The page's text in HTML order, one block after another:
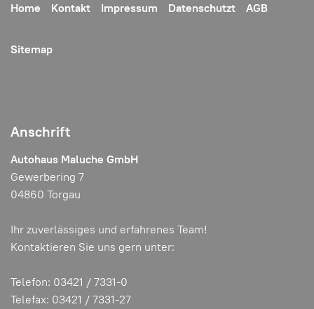
Home Kontakt Impressum Datenschutzt AGB
Sitemap
Anschrift
Autohaus Maluche GmbH
Gewerbering 7
04860 Torgau
Ihr zuverlässiges und erfahrenes Team!
Kontaktieren Sie uns gern unter:
Telefon: 03421 / 7331-0
Telefax: 03421 / 7331-27